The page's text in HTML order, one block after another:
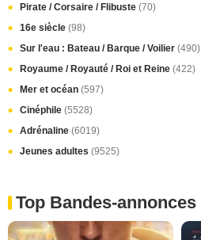
Pirate / Corsaire / Flibuste (70)
16e siècle (98)
Sur l'eau : Bateau / Barque / Voilier (490)
Royaume / Royauté / Roi et Reine (422)
Mer et océan (597)
Cinéphile (5528)
Adrénaline (6019)
Jeunes adultes (9525)
Top Bandes-annonces